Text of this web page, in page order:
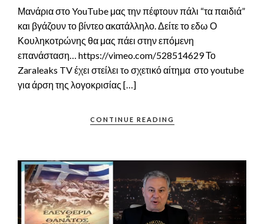
Μανάρια στο YouTube μας την πέφτουν πάλι “τα παιδιά”
και βγάζουν το βίντεο ακατάλληλο. Δείτε το εδω Ο
Κουληκοτρώνης θα μας πάει στην επόμενη
επανάσταση… https://vimeo.com/528514629 Το
Zaraleaks TV έχει στείλει τo σχετικό αίτημα στο youtube
για άρση της λογοκρισίας […]
CONTINUE READING